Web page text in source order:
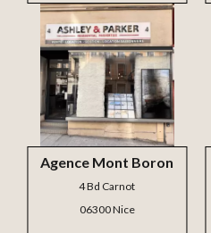
Agence Mont Boron
4 Bd Carnot
06300 Nice